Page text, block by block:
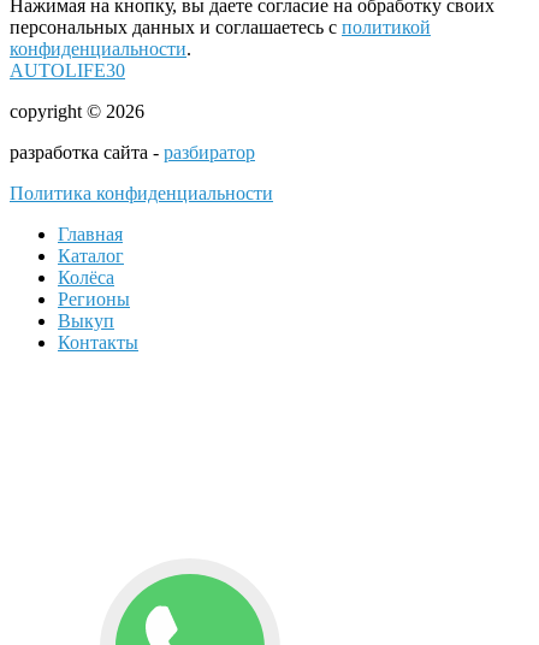
Нажимая на кнопку, вы даете согласие на обработку своих
персональных данных и соглашаетесь с политикой
конфиденциальности.
AUTOLIFE30
copyright © 2026
разработка сайта - разбиратор
Политика конфиденциальности
Главная
Каталог
Колёса
Регионы
Выкуп
Контакты